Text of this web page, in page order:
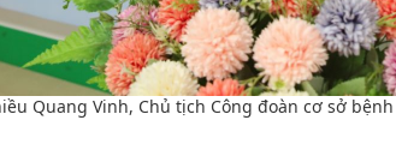
Quang Vinh, Chủ tịch Công đoàn cơ sở